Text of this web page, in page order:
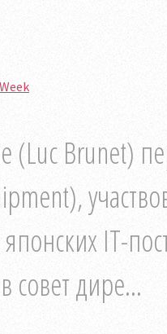
Brunet)
IT-
совет дире...